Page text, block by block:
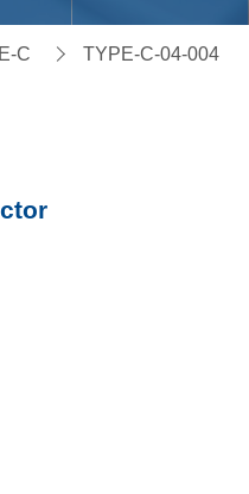
C TYPE-C-04-004